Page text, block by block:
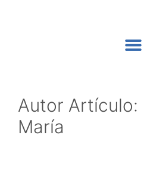
Autor Artículo:
María